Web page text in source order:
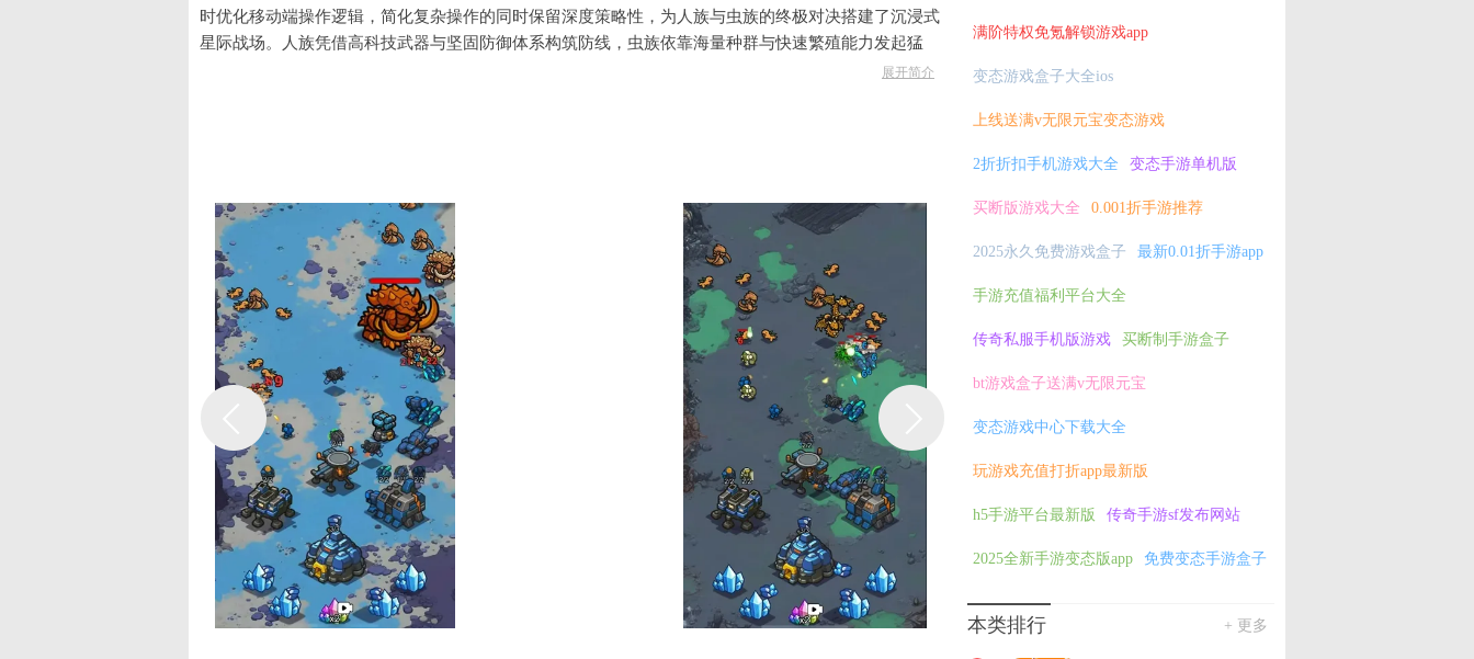
时优化移动端操作逻辑，简化复杂操作的同时保留深度策略性，为人族与虫族的终极对决搭建了沉浸式
星际战场。人族凭借高科技武器与坚固防御体系构筑防线，虫族依靠海量种群与快速繁殖能力发起猛
攻，两大种族特性鲜明、互相克制，每一场对战都充满变数。《星际保卫者》注重战术博弈与资源统
各异的战场环境，从荒漠星球到太空要塞，场景细节丰富且各具战术价值。
2. 作为微信小游戏，无需复杂安装，即点即玩，同时兼顾策略深度与操作便捷性，既适合资深即时
战略玩家钻研战术，也能让新手快速上手体验对战乐趣。
3. 核心目标围绕基地建设、资源管理与兵种对战展开，玩家需根据种族特性制定战术，人族侧重科
技升级与防御布局，虫族偏向速攻压制与种群扩张，玩法多元且极具对抗性。
《星际保卫者》游戏特色
1. 双种族差异化设计鲜明，人族拥有攻城坦克、幽灵特工等科技兵种，可构建立体化防御与精准打
击体系;虫族配备小狗、刺蛇等量产兵种，依靠数量优势与快速突袭掌握战场主动权。
2. 实时战术调整机制，战场局势瞬息万变，玩家需根据敌方兵种搭配、资源储备动态调整策略，空
投骚扰、阵地防御、科技速攀等多种战术均可灵活运用，拒绝套路化对战。
3. 适配移动端的操作优化，采用拖拽式兵种部署与一键科技升级设计，简化操作流程的同时保留微
操空间，让玩家专注于战术规划，无需被复杂操作分散注意力。
为您推荐： h5小游戏在线玩 最热门手游下载 仙侠手游下载
FPS手游下载
武侠手游下载
展开简介
满阶特权免氪解锁游戏app
变态游戏盒子大全ios
上线送满v无限元宝变态游戏
2折折扣手机游戏大全 变态手游单机版
买断版游戏大全 0.001折手游推荐
2025永久免费游戏盒子 最新0.01折手游app
手游充值福利平台大全
传奇私服手机版游戏 买断制手游盒子
bt游戏盒子送满v无限元宝
变态游戏中心下载大全
玩游戏充值打折app最新版
h5手游平台最新版 传奇手游sf发布网站
2025全新手游变态版app 免费变态手游盒子
+ 更多
本类排行